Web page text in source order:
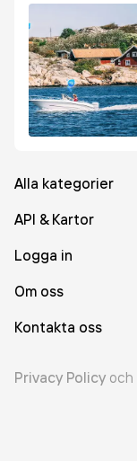
Alla kategorier
API & Kartor
Logga in
Om oss
Kontakta oss
Privacy Policy och